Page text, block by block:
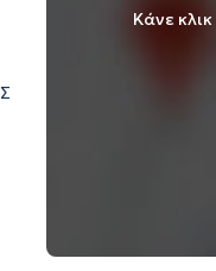
Κάνε